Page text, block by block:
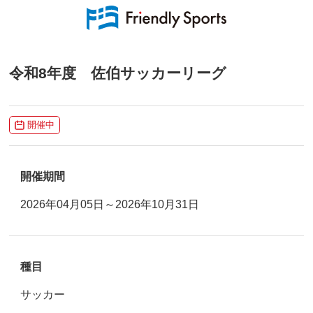
令和8年度 佐伯サッカーリーグ
開催中
開催期間
2026年04月05日～2026年10月31日
種目
サッカー